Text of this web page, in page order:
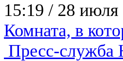
15:19 / 28 июля
Комната, в
Пресс-